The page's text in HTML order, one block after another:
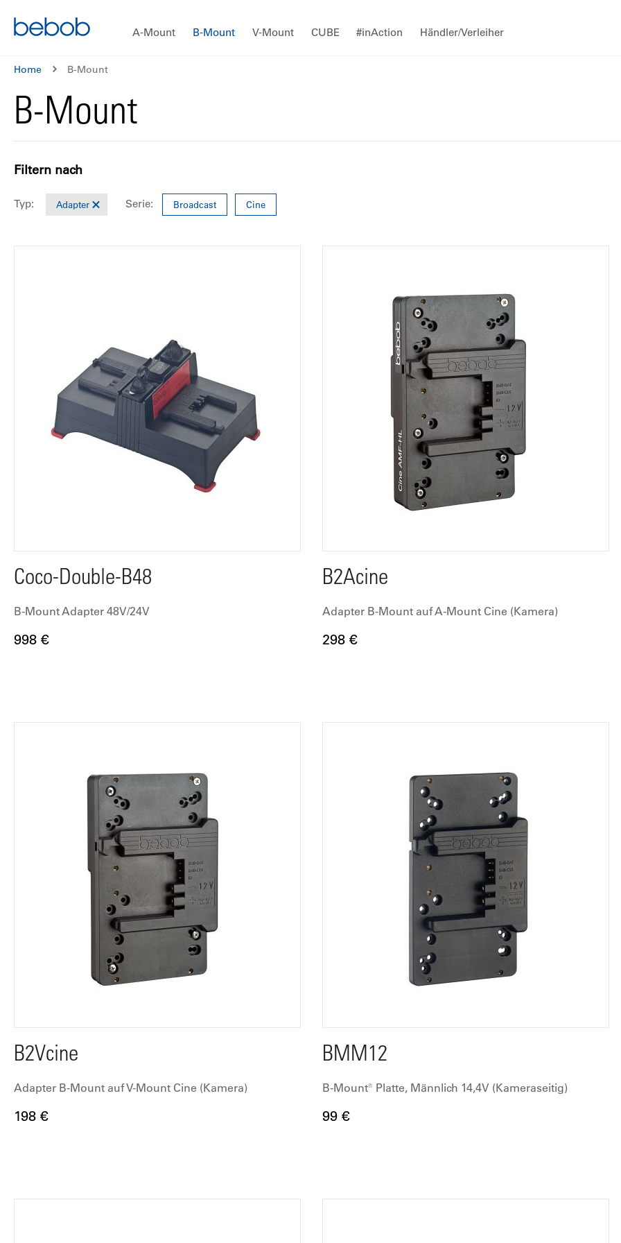
A-Mount B-Mount V-Mount CUBE #inAction Händler/Verleiher
Home B-Mount
B-Mount
Filtern nach
Typ Adapter Serie Broadcast Cine
Coco-Double-B48
B-Mount Adapter 48V/24V
998 €
B2Acine
Adapter B-Mount auf A-Mount Cine (Kamera)
298 €
B2Vcine
Adapter B-Mount auf V-Mount Cine (Kamera)
198 €
BMM12
B-Mount® Platte, Männlich 14,4V (Kameraseitig)
99 €